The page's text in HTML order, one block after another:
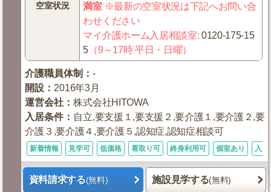
空室状況 満室※最新の空室状況は下記へお問い合
わせください
マイ介護ホーム入居相談室:0120-175-15
5 （9～17時 平日・日曜）
介護職員体制 ：-
開設 ： 2016年3月
運営会社 ：株式会社HITOWA
入居条件： 自立,要支援１,要支援２,要介護１,要介護２,要
介護３,要介護４,要介護５,認知症,認知症相談可
新着情報 見学可 低価格 看取り可 終身利用可 個室あり 入居
資料請求する(無料) 施設見学する(無料)